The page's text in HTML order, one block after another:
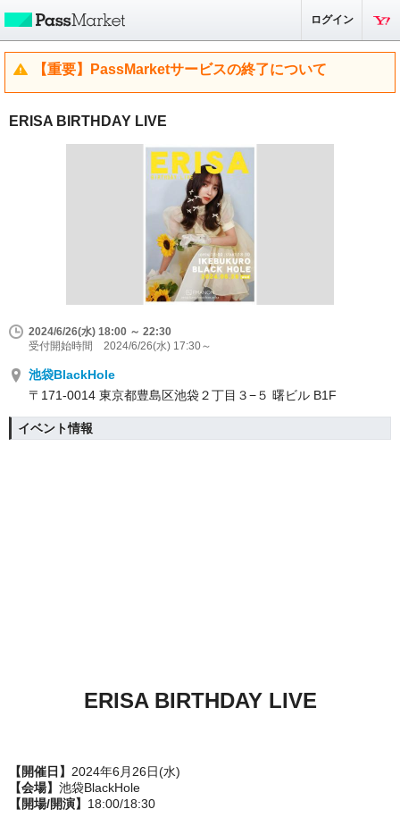
ログイン
【重要】PassMarketサービスの終了について
ERISA BIRTHDAY LIVE
2024/6/26(水) 18:00 ～ 22:30
受付開始時間 2024/6/26(水) 17:30～
池袋BlackHole
〒171-0014 東京都豊島区池袋２丁目３−５ 曙ビル B1F
イベント情報
ERISA BIRTHDAY LIVE
【開催日】 2024年6月26日(水)
【会場】 池袋BlackHole
【開場/開演】 18:00/18:30